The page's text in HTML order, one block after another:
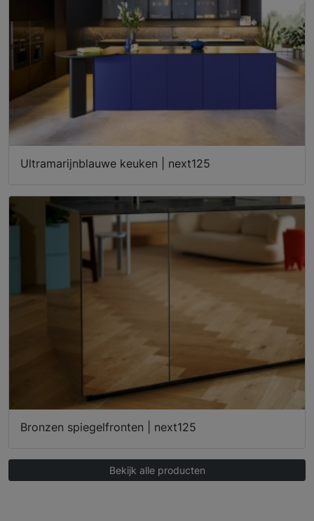
Ultramarijnblauwe keuken | next125
Bronzen spiegelfronten | next125
Bekijk alle producten